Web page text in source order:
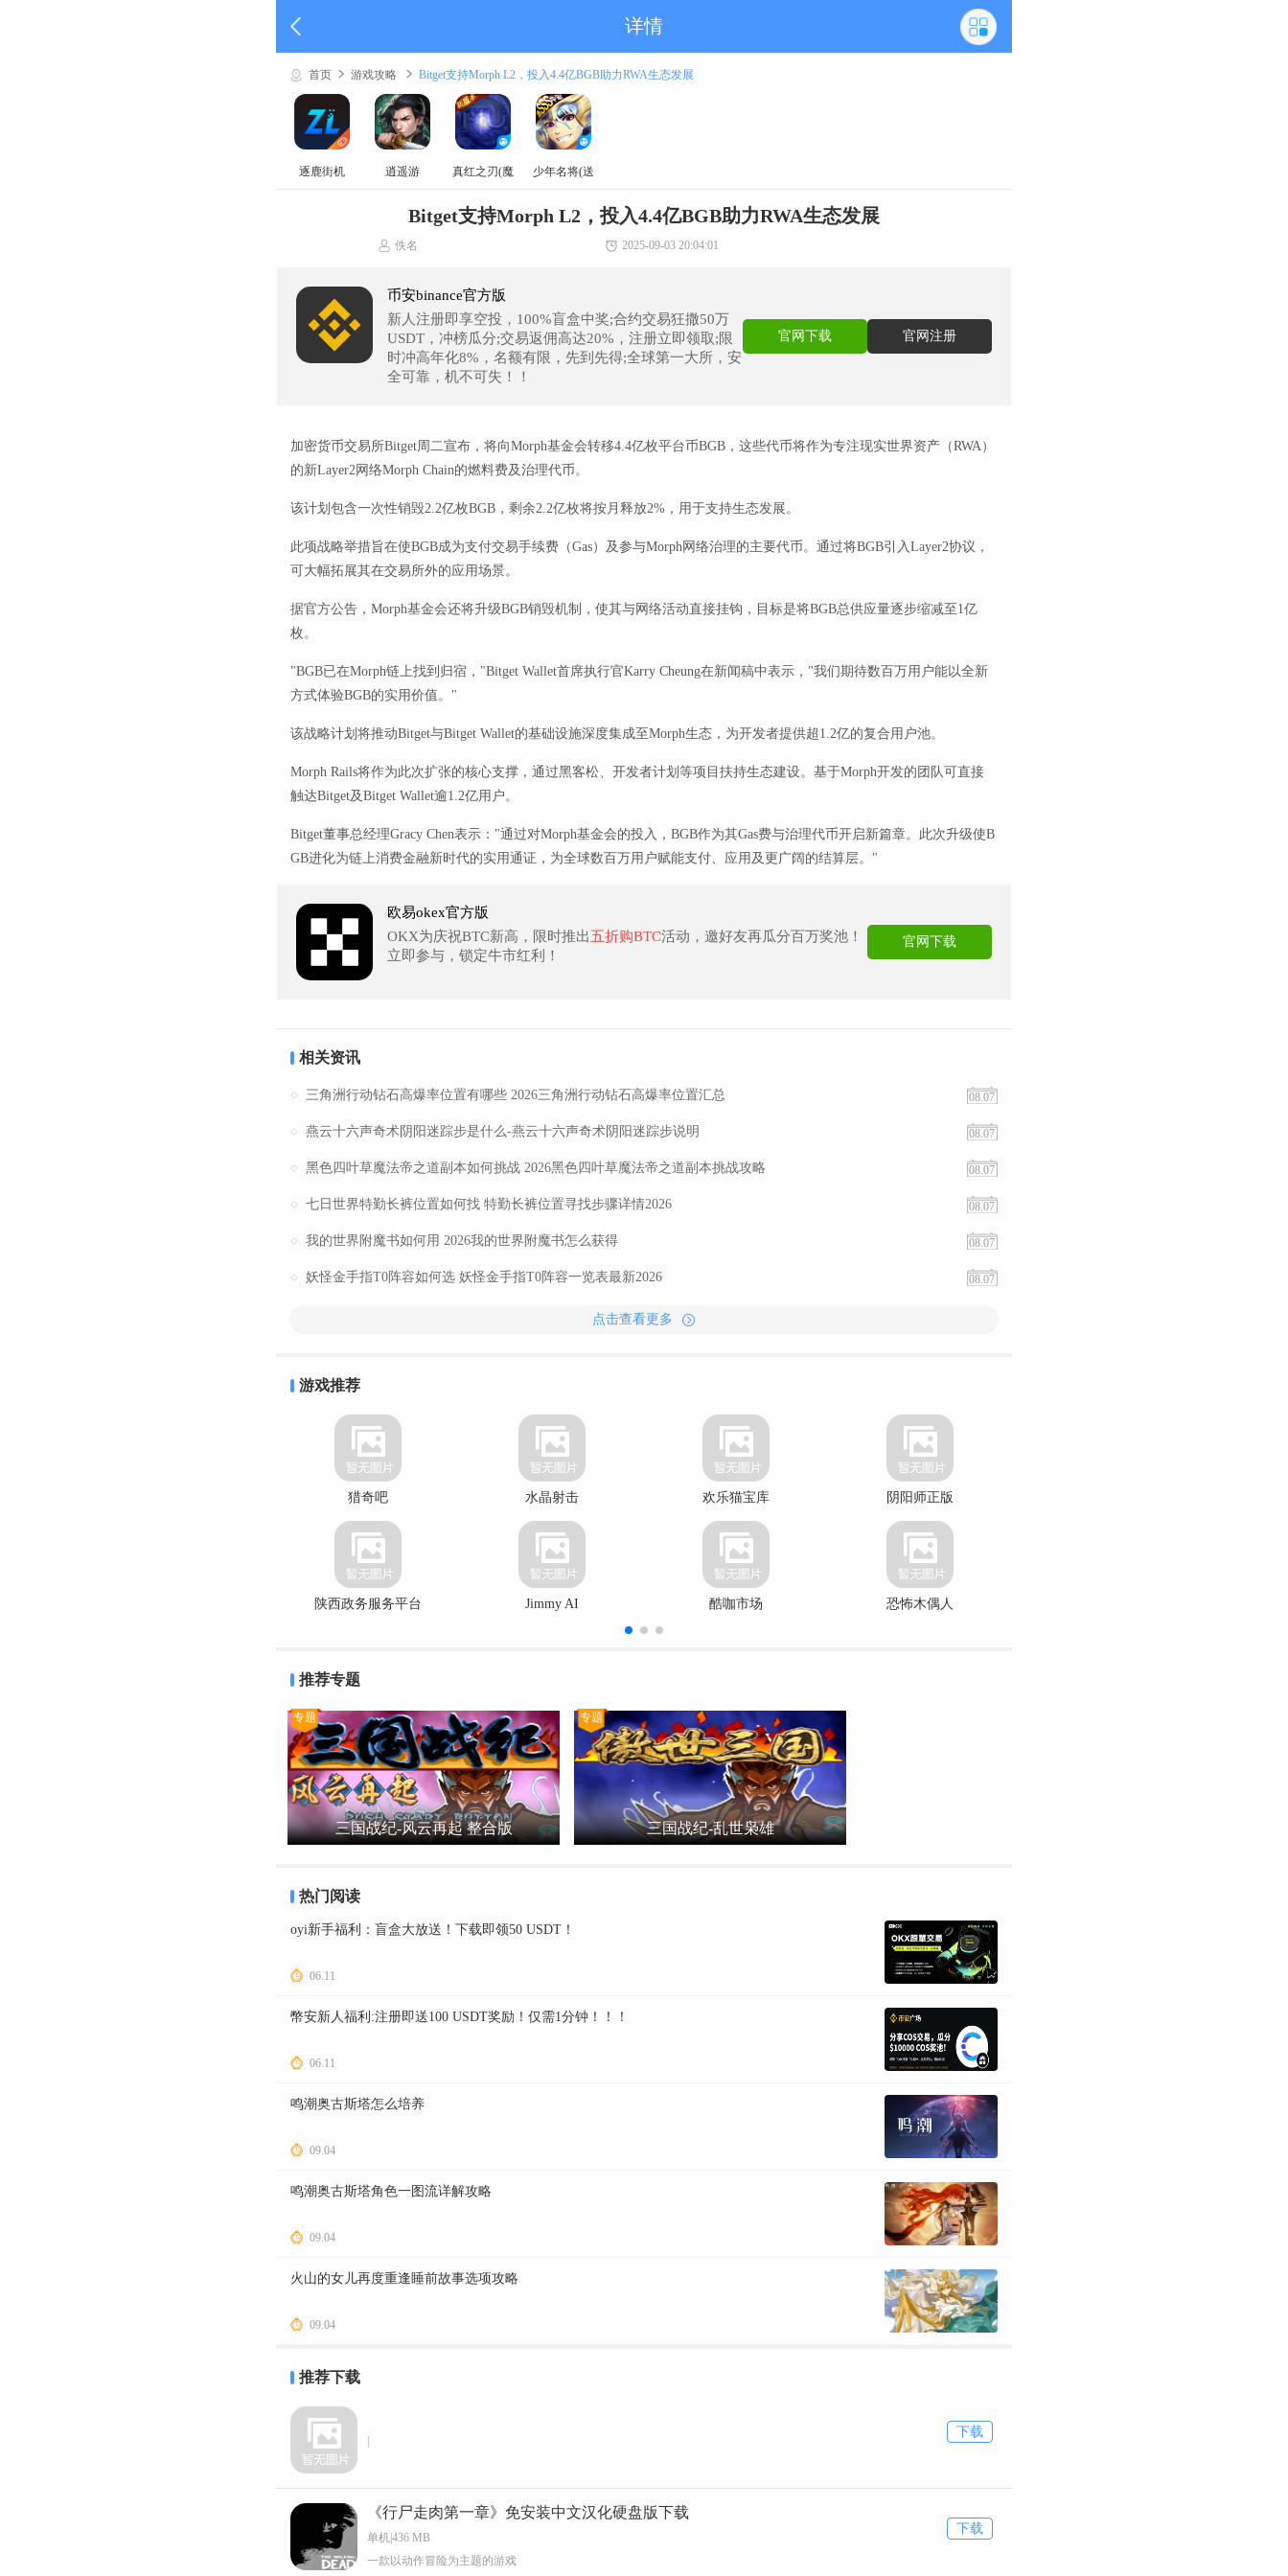
详情
首页 游戏攻略 Bitget支持Morph L2，投入4.4亿BGB助力RWA生态发展
逐鹿街机 逍遥游
真红之刃(魔
少年名将(送
Bitget支持Morph L2，投入4.4亿BGB助力RWA生态发展
佚名 2025-09-03 20:04:01
币安binance官方版
新人注册即享空投，100%盲盒中奖;合约交易狂撒50万
USDT，冲榜瓜分;交易返佣高达20%，注册立即领取;限
时冲高年化8%，名额有限，先到先得;全球第一大所，安
全可靠，机不可失！！
官网下载 官网注册
加密货币交易所Bitget周二宣布，将向Morph基金会转移4.4亿枚平台币BGB，这些代币将作为专注现实世界资产（RWA）
的新Layer2网络Morph Chain的燃料费及治理代币。
该计划包含一次性销毁2.2亿枚BGB，剩余2.2亿枚将按月释放2%，用于支持生态发展。
此项战略举措旨在使BGB成为支付交易手续费（Gas）及参与Morph网络治理的主要代币。通过将BGB引入Layer2协议，
可大幅拓展其在交易所外的应用场景。
据官方公告，Morph基金会还将升级BGB销毁机制，使其与网络活动直接挂钩，目标是将BGB总供应量逐步缩减至1亿
枚。
"BGB已在Morph链上找到归宿，"Bitget Wallet首席执行官Karry Cheung在新闻稿中表示，"我们期待数百万用户能以全新
方式体验BGB的实用价值。"
该战略计划将推动Bitget与Bitget Wallet的基础设施深度集成至Morph生态，为开发者提供超1.2亿的复合用户池。
Morph Rails将作为此次扩张的核心支撑，通过黑客松、开发者计划等项目扶持生态建设。基于Morph开发的团队可直接
触达Bitget及Bitget Wallet逾1.2亿用户。
Bitget董事总经理Gracy Chen表示："通过对Morph基金会的投入，BGB作为其Gas费与治理代币开启新篇章。此次升级使B
GB进化为链上消费金融新时代的实用通证，为全球数百万用户赋能支付、应用及更广阔的结算层。"
欧易okex官方版
OKX为庆祝BTC新高，限时推出五折购BTC活动，邀好友再瓜分百万奖池！
立即参与，锁定牛市红利！
官网下载
相关资讯
08.07
三角洲行动钻石高爆率位置有哪些 2026三角洲行动钻石高爆率位置汇总
08.07
燕云十六声奇术阴阳迷踪步是什么-燕云十六声奇术阴阳迷踪步说明
08.07
黑色四叶草魔法帝之道副本如何挑战 2026黑色四叶草魔法帝之道副本挑战攻略
08.07
七日世界特勤长裤位置如何找 特勤长裤位置寻找步骤详情2026
08.07
我的世界附魔书如何用 2026我的世界附魔书怎么获得
08.07
妖怪金手指T0阵容如何选 妖怪金手指T0阵容一览表最新2026
点击查看更多
游戏推荐
猎奇吧 水晶射击 欢乐猫宝库 阴阳师正版
陕西政务服务平台 Jimmy AI 酷咖市场 恐怖木偶人
推荐专题
专题
三国战纪-风云再起 整合版
专题
三国战纪-乱世枭雄
热门阅读
oyi新手福利：盲盒大放送！下载即领50 USDT！
06.11
幣安新人福利:注册即送100 USDT奖励！仅需1分钟！！！
06.11
鸣潮奥古斯塔怎么培养
09.04
鸣潮奥古斯塔角色一图流详解攻略
09.04
火山的女儿再度重逢睡前故事选项攻略
09.04
推荐下载
下载
下载
《行尸走肉第一章》免安装中文汉化硬盘版下载
单机|436 MB
一款以动作冒险为主题的游戏